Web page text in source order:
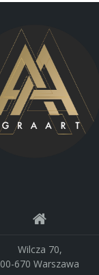
Wilcza 70,
00-670 Warszawa